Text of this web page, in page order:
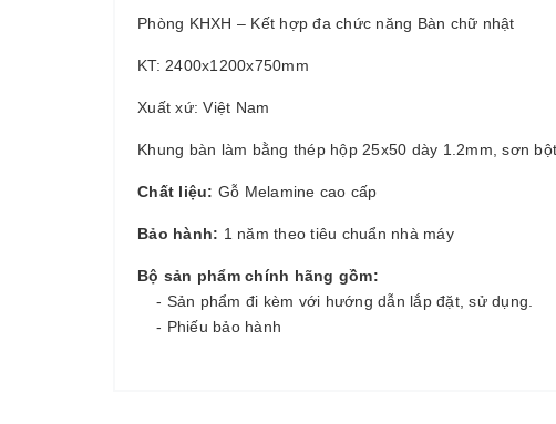
Phòng KHXH – Kết hợp đa chức năng Bàn chữ nhật
KT: 2400x1200x750mm
Xuất xứ: Việt Nam
Khung bàn làm bằng thép hộp 25x50 dày 1.2mm, sơn
Chất liệu: Gỗ Melamine cao cấp
Bảo hành: 1 năm theo tiêu chuẩn nhà máy
Bộ sản phẩm chính hãng gồm:
- Sản phẩm đi kèm với hướng dẫn lắp đặt, sử dụng.
- Phiếu bảo hành